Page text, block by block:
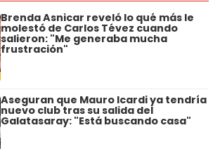
Brenda Asnicar reveló lo qué más le
molestó de Carlos Tévez cuando
salieron: "Me generaba mucha
frustración"
Aseguran que Mauro Icardi ya tendría
nuevo club tras su salida del
Galatasaray: "Está buscando casa"